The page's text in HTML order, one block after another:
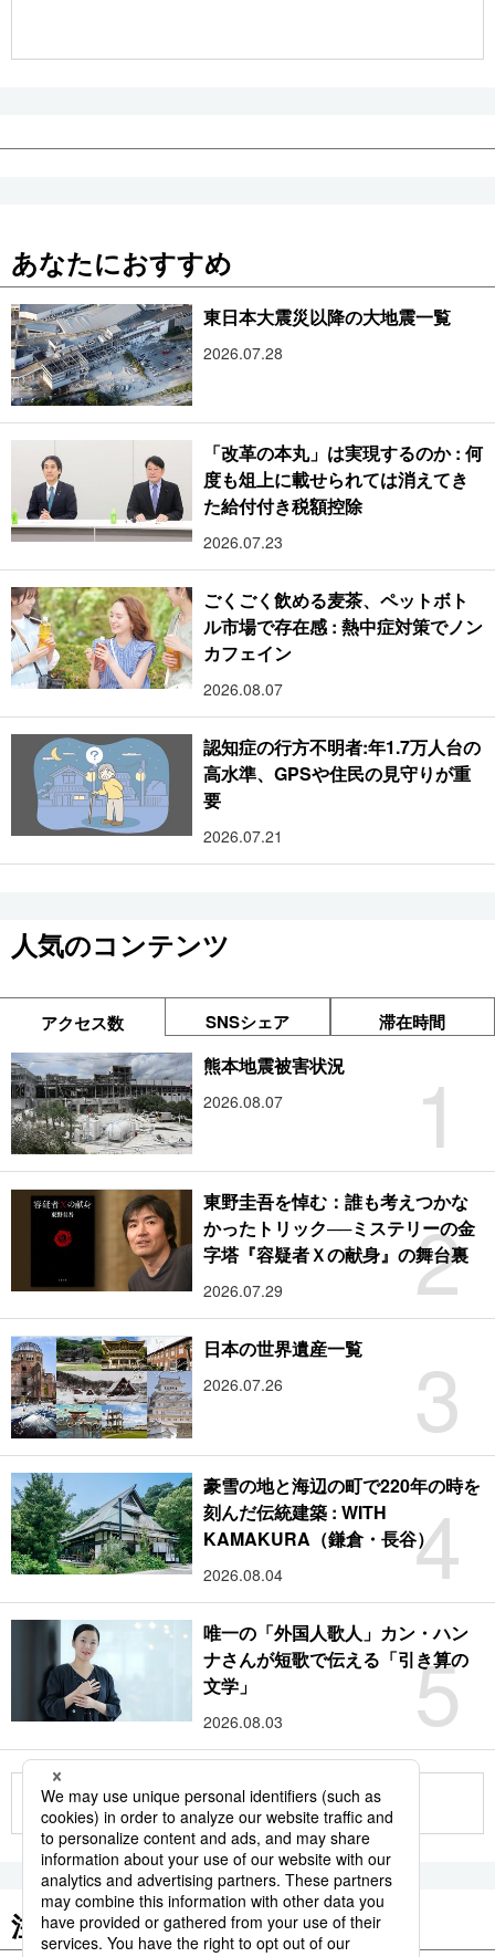
あなたにおすすめ
東日本大震災以降の大地震一覧
2026.07.28
「改革の本丸」は実現するのか : 何
度も俎上に載せられては消えてき
た給付付き税額控除
2026.07.23
ごくごく飲める麦茶、ペットボト
ル市場で存在感 : 熱中症対策でノン
カフェイン
2026.08.07
認知症の行方不明者:年1.7万人台の
高水準、GPSや住民の見守りが重
要
2026.07.21
人気のコンテンツ
アクセス数 SNSシェア 滞在時間
1
熊本地震被害状況
2026.08.07
2
東野圭吾を悼む：誰も考えつかな
かったトリック──ミステリーの金
字塔『容疑者Ｘの献身』の舞台裏
2026.07.29
3
日本の世界遺産一覧
2026.07.26
4
豪雪の地と海辺の町で220年の時を
刻んだ伝統建築 : WITH
KAMAKURA（鎌倉・長谷）
2026.08.04
5
唯一の「外国人歌人」カン・ハン
ナさんが短歌で伝える「引き算の
文学」
2026.08.03
もっと見る
注目のキーワード